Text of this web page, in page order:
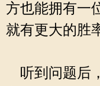
方也能拥有一
就有更大的胜
听到问题后